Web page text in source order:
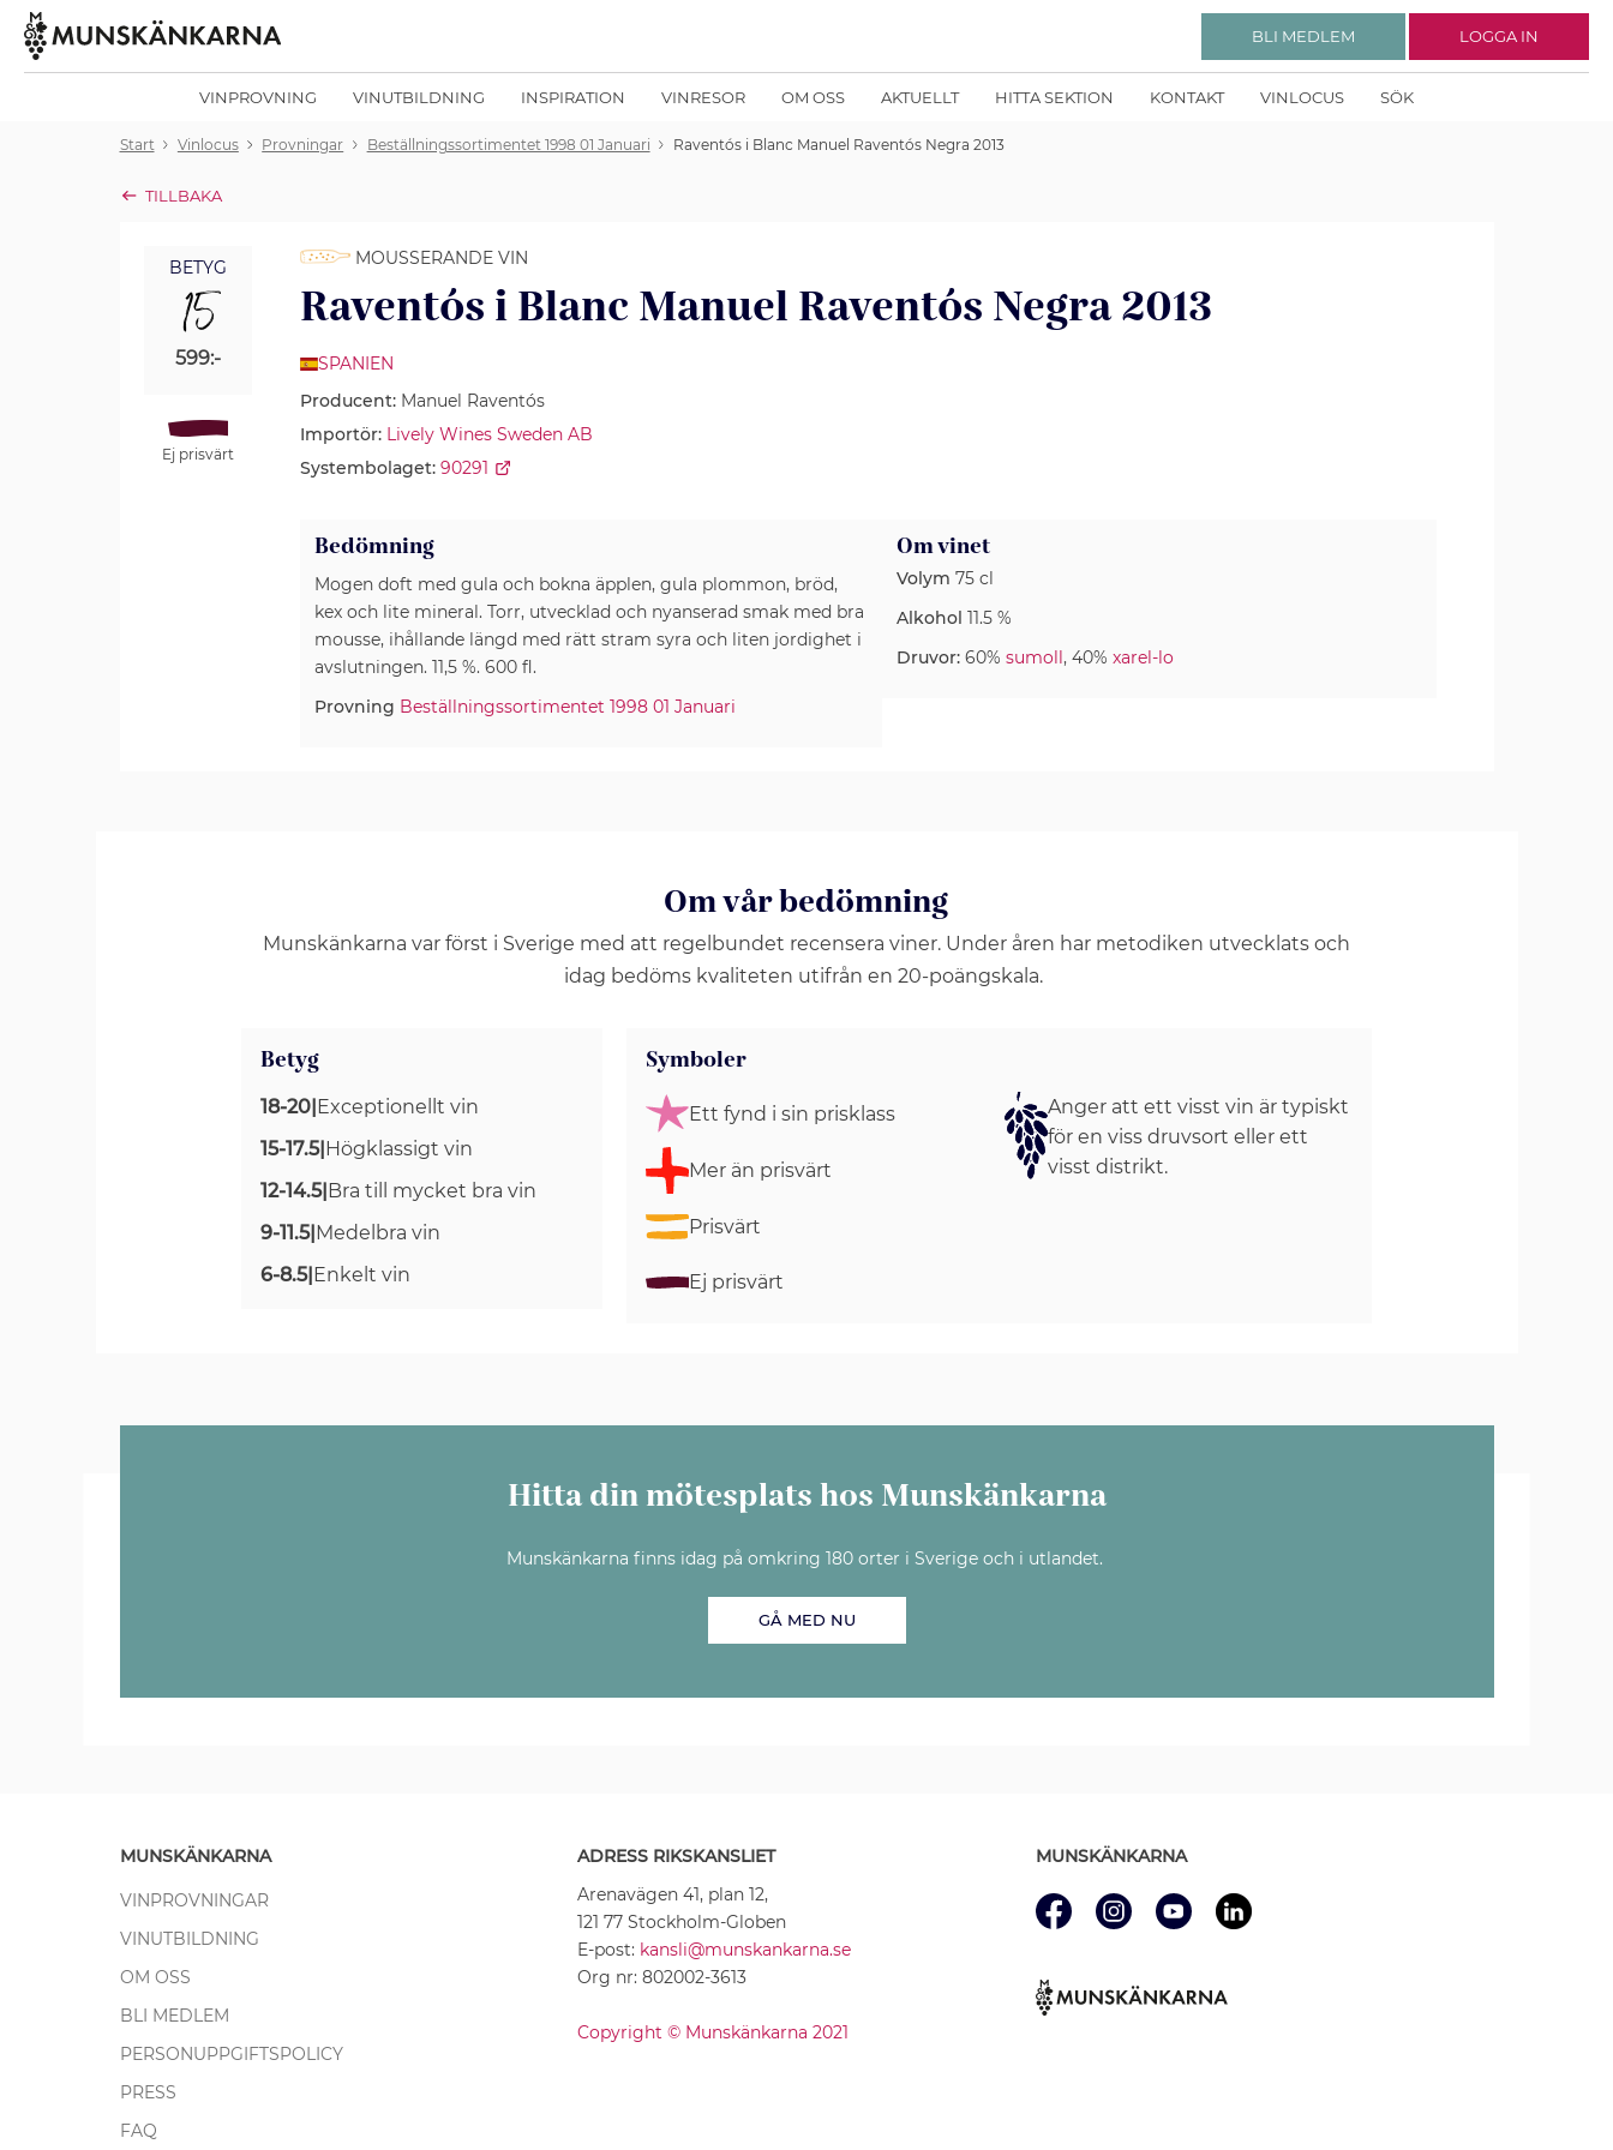
VINPROVNING VINUTBILDNING INSPIRATION VINRESOR OM OSS AKTUELLT HITTA SEKTION KONTAKT VINLOCUS SÖK
BLI MEDLEM LOGGA IN
Start Vinlocus Provningar Beställningssortimentet 1998 01 Januari Raventós i Blanc Manuel Raventós Negra 2013
TILLBAKA
BETYG
15
599:-
Ej prisvärt
MOUSSERANDE VIN
Raventós i Blanc Manuel Raventós Negra 2013
SPANIEN
Producent:Manuel Raventós
Importör: Lively Wines Sweden AB
Systembolaget: 90291
Bedömning
Mogen doft med gula och bokna äpplen, gula plommon, bröd,
kex och lite mineral. Torr, utvecklad och nyanserad smak med bra
mousse, ihållande längd med rätt stram syra och liten jordighet i
avslutningen. 11,5 %. 600 fl.
Provning Beställningssortimentet 1998 01 Januari
Om vinet
Volym 75 cl
Alkohol 11.5 %
Druvor: 60% sumoll, 40% xarel-lo
Om vår bedömning
Munskänkarna var först i Sverige med att regelbundet recensera viner. Under åren har metodiken utvecklats och
idag bedöms kvaliteten utifrån en 20-poängskala.
Betyg
18-20|Exceptionellt vin
15-17.5|Högklassigt vin
12-14.5|Bra till mycket bra vin
9-11.5|Medelbra vin
6-8.5|Enkelt vin
Symboler
Ett fynd i sin prisklass
Mer än prisvärt
Prisvärt
Ej prisvärt
Anger att ett visst vin är typiskt
för en viss druvsort eller ett
visst distrikt.
Hitta din mötesplats hos Munskänkarna
Munskänkarna finns idag på omkring 180 orter i Sverige och i utlandet.
GÅ MED NU
MUNSKÄNKARNA
VINPROVNINGAR
VINUTBILDNING
OM OSS
BLI MEDLEM
PERSONUPPGIFTSPOLICY
PRESS
FAQ
ADRESS RIKSKANSLIET
Arenavägen 41, plan 12,
121 77 Stockholm-Globen
E-post: kansli@munskankarna.se
Org nr: 802002-3613
Copyright © Munskänkarna 2021
MUNSKÄNKARNA